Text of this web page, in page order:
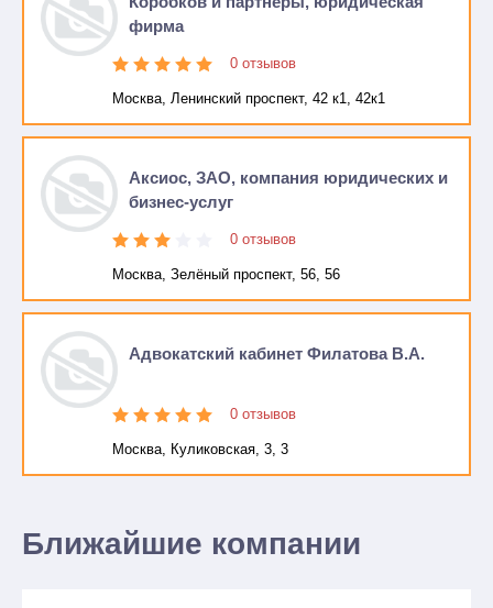
фирма
0 отзывов
Москва, Ленинский проспект, 42 к1, 42к1
Аксиос, ЗАО, компания юридических и
бизнес-услуг
0 отзывов
Москва, Зелёный проспект, 56, 56
Адвокатский кабинет Филатова В.А.
0 отзывов
Москва, Куликовская, 3, 3
Ближайшие компании